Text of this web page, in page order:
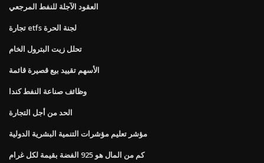
العقود الآجلة للنفط المرجعي
تجارة etfs لجنة الحرة
تحلل زيت البترول الخام
الأسهم تقييد بيع قصيرة قائمة
وظائف صناعة النفط كندا
الحد من أجل التجارة
مؤشر تعليم مؤشرات التنمية البشرية الدولية
كم من المال هو 925 الفضة بقيمة لكل غرام